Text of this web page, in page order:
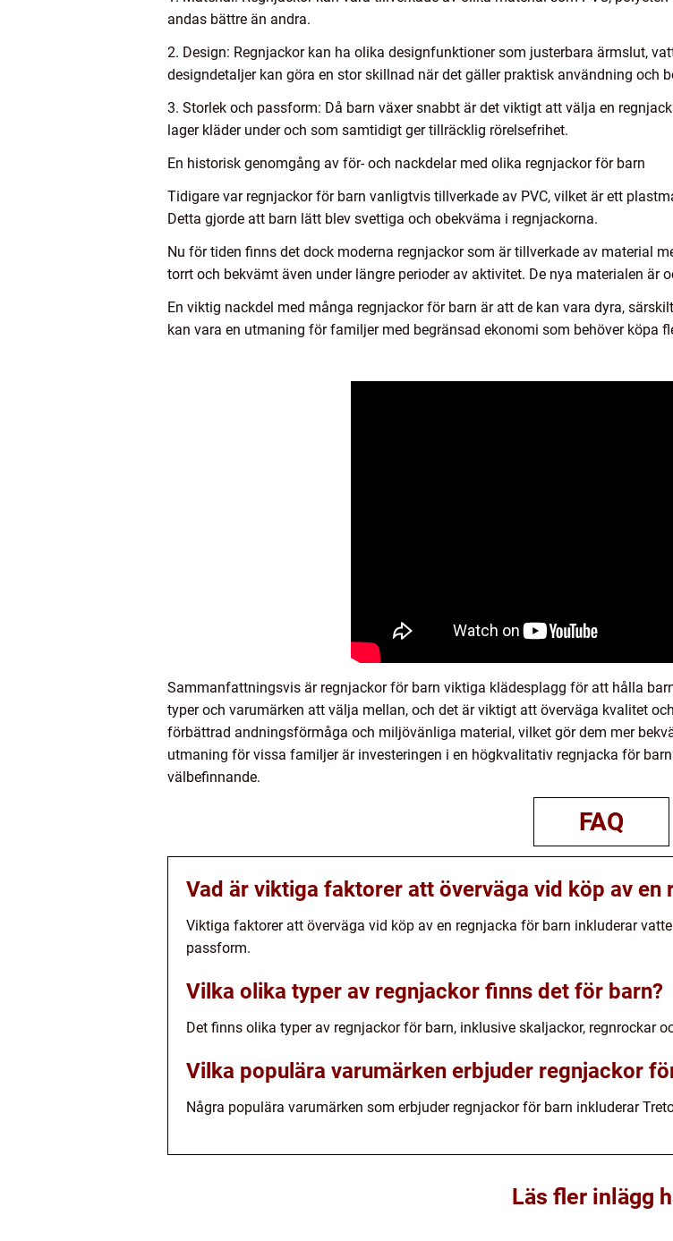
andas bättre än andra.
2. Design: Regnjackor kan ha olika designfunktioner som justerbara ärmslut,
designdetaljer kan göra en stor skillnad när det gäller praktisk användning och
3. Storlek och passform: Då barn växer snabbt är det viktigt att välja en
lager kläder under och som samtidigt ger tillräcklig rörelsefrihet.
En historisk genomgång av för- och nackdelar med olika regnjackor för barn
Tidigare var regnjackor för barn vanligtvis tillverkade av PVC, vilket är ett
Detta gjorde att barn lätt blev svettiga och obekväma i regnjackorna.
Nu för tiden finns det dock moderna regnjackor som är tillverkade av material
torrt och bekvämt även under längre perioder av aktivitet. De nya materialen är
En viktig nackdel med många regnjackor för barn är att de kan vara dyra,
kan vara en utmaning för familjer med begränsad ekonomi som behöver köpa
Sammanfattningsvis är regnjackor för barn viktiga klädesplagg för att hålla
typer och varumärken att välja mellan, och det är viktigt att överväga kvalitet
förbättrad andningsförmåga och miljövänliga material, vilket gör dem mer
utmaning för vissa familjer är investeringen i en högkvalitativ regnjacka för
välbefinnande.
FAQ
Vad är viktiga faktorer att överväga vid köp av en
Viktiga faktorer att överväga vid köp av en regnjacka för barn inkluderar
passform.
Vilka olika typer av regnjackor finns det för barn?
Det finns olika typer av regnjackor för barn, inklusive skaljackor, regnrockar
Vilka populära varumärken erbjuder regnjackor
Några populära varumärken som erbjuder regnjackor för barn inkluderar
Läs fler inlägg